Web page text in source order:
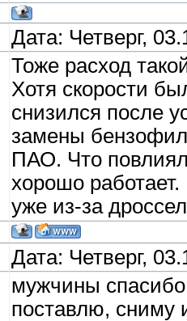
Дата: Четверг,
Тоже расход
Хотя скорости
снизился после
замены
ПАО. Что
хорошо
уже из-за
Дата: Четверг,
мужчины
поставлю, сниму